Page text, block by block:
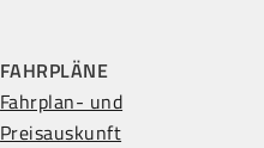
FAHRPLÄNE
Fahrplan- und
Preisauskunft